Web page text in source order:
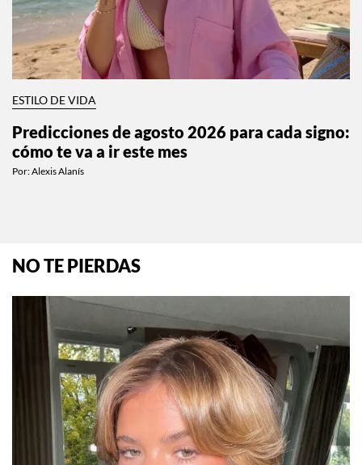
ESTILO DE VIDA
Predicciones de agosto 2026 para cada signo:
cómo te va a ir este mes
Por:Alexis Alanís
NO TE PIERDAS